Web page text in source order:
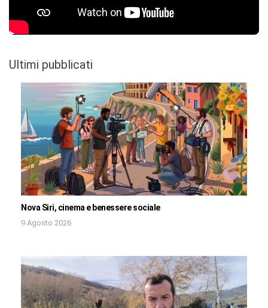
Ultimi pubblicati
Nova Siri, cinema e benessere sociale
9 Agosto 2026